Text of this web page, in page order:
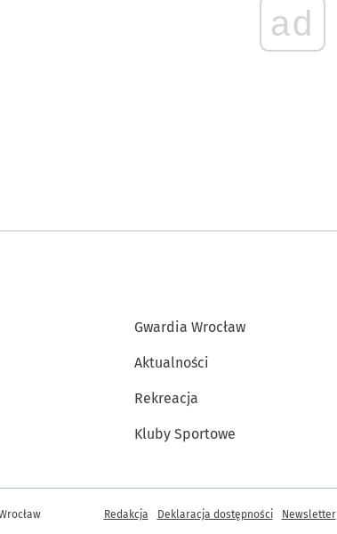
ad
Gwardia Wrocław
Aktualności
Rekreacja
Kluby Sportowe
Inne informacje
Redakcja Deklaracja dostępności Newsletter